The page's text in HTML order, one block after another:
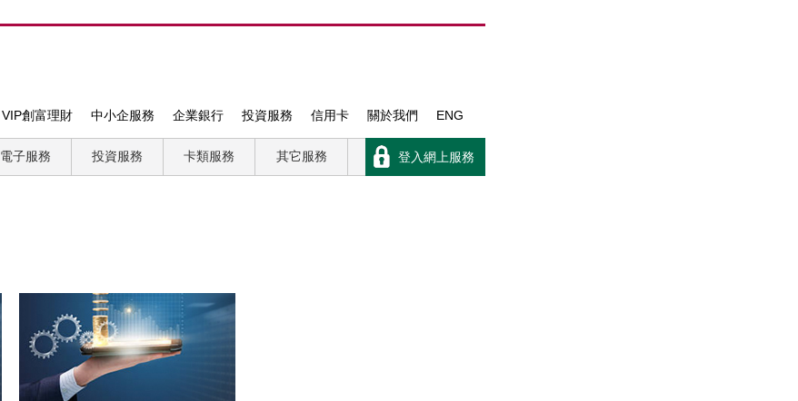
VIP創富理財 中小企服務 企業銀行 投資服務 信用卡 關於我們 ENG
電子服務 投資服務 卡類服務 其它服務 登入網上服務